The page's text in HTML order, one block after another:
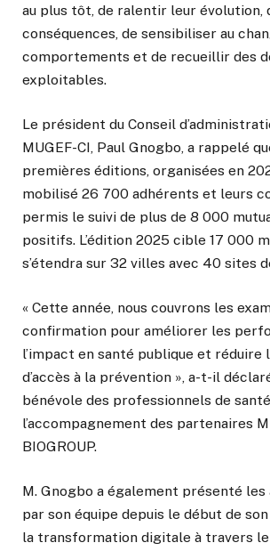
au plus tôt, de ralentir leur évolution,
conséquences, de sensibiliser au
comportements et de recueillir des
exploitables.
Le président du Conseil
MUGEF-CI, Paul Gnogbo, a rappelé
premières éditions, organisées en
mobilisé 26 700 adhérents et leurs
permis le suivi de plus de 8 000
positifs. L’édition 2025 cible 17 000
s’étendra sur 32 villes avec 40 sites
« Cette année, nous couvrons les
confirmation pour améliorer les
l’impact en santé publique et réduire
d’accès à la prévention », a-t-il
bénévole des professionnels de
l’accompagnement des partenaires
BIOGROUP.
M. Gnogbo a également présenté les
par son équipe depuis le début de
la transformation digitale à travers